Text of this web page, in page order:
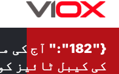
مواد
{"182":" آج
کی کیبل ٹائیز